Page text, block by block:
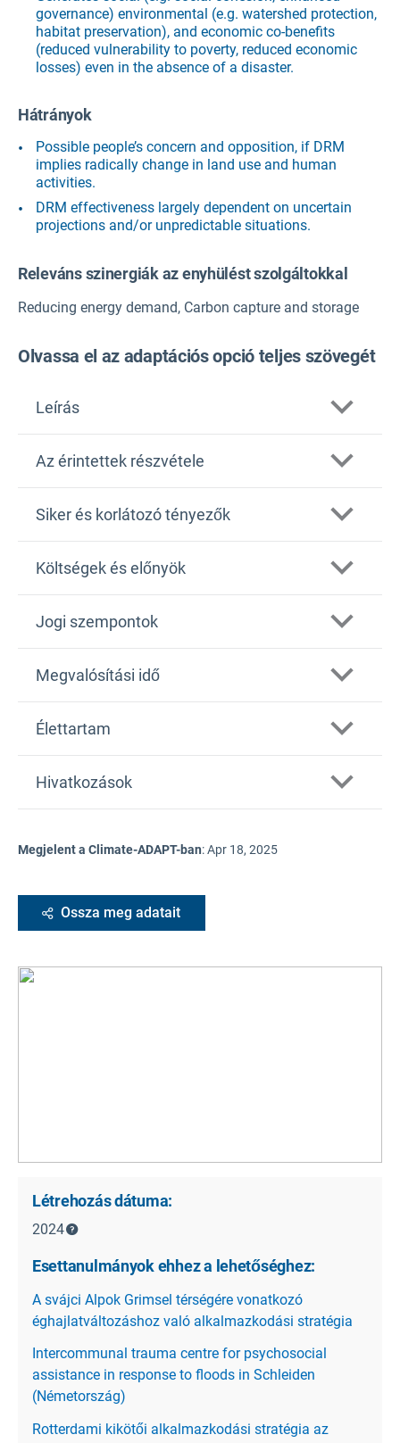
governance) environmental (e.g. watershed protection,
habitat preservation), and economic co-benefits
(reduced vulnerability to poverty, reduced economic
losses) even in the absence of a disaster.
Hátrányok
Possible people’s concern and opposition, if DRM
implies radically change in land use and human
activities.
DRM effectiveness largely dependent on uncertain
projections and/or unpredictable situations.
Releváns szinergiák az enyhülést szolgáltokkal
Reducing energy demand, Carbon capture and storage
Olvassa el az adaptációs opció teljes szövegét
Leírás
Az érintettek részvétele
Siker és korlátozó tényezők
Költségek és előnyök
Jogi szempontok
Megvalósítási idő
Élettartam
Hivatkozások
Megjelent a Climate-ADAPT-ban:Apr 18, 2025
Ossza meg adatait
Létrehozás dátuma:
2024
Esettanulmányok ehhez a lehetőséghez:
A svájci Alpok Grimsel térségére vonatkozó
éghajlatváltozáshoz való alkalmazkodási stratégia
Intercommunal trauma centre for psychosocial
assistance in response to floods in Schleiden
(Németország)
Rotterdami kikötői alkalmazkodási stratégia az